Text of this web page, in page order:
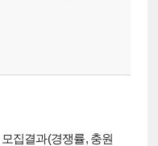
집결과(경쟁률, 충원